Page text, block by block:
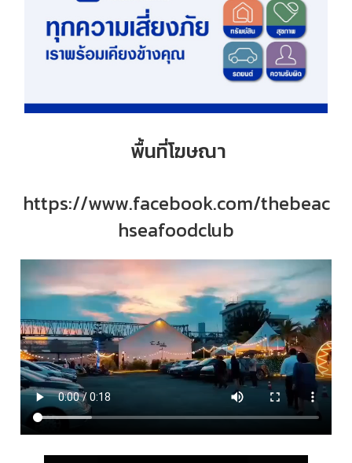
พื้นที่โฆษณา
https://www.facebook.com/thebeac
hseafoodclub